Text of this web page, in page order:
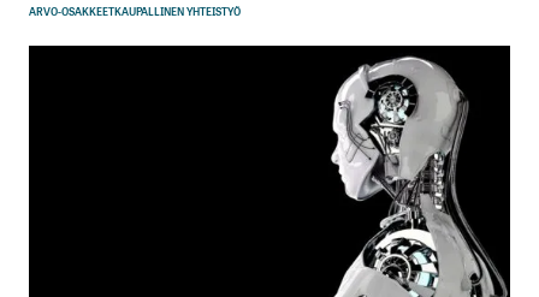
ARVO-OSAKKEETKAUPALLINEN YHTEISTYÖ